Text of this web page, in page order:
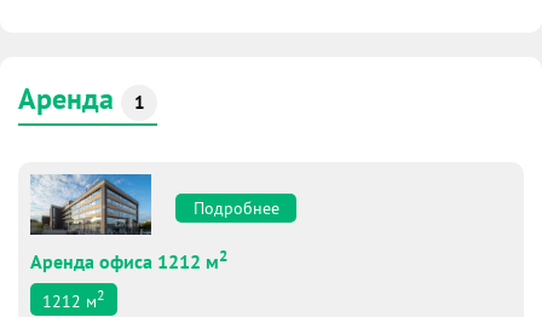
Аренда 1
Подробнее
Аренда офиса 1212 м2
1212 м2